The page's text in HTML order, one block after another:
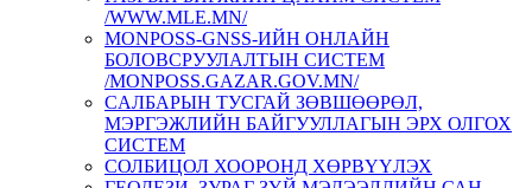
/WWW.MLE.MN/
MONPOSS-GNSS-ИЙН ОНЛАЙН
БОЛОВСРУУЛАЛТЫН СИСТЕМ
/MONPOSS.GAZAR.GOV.MN/
CАЛБАРЫН ТУСГАЙ ЗӨВШӨӨРӨЛ,
МЭРГЭЖЛИЙН БАЙГУУЛЛАГЫН ЭРХ ОЛГОХ
СИСТЕМ
СОЛБИЦОЛ ХООРОНД ХӨРВҮҮЛЭХ